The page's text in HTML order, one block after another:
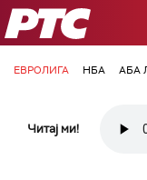
РТС
ЕВРОЛИГА НБА АБА
Читај ми!